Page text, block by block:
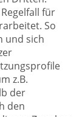
für
So
und sich
z.B.
der
den